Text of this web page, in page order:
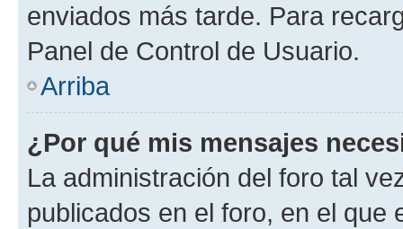
enviados más tarde. Para
Panel de Control de Usuario.
Arriba
¿Por qué mis mensajes
La administración del foro tal
publicados en el foro, en el